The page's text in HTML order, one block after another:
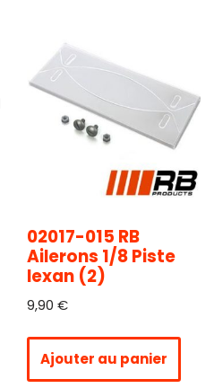
02017-015 RB
Ailerons 1/8 Piste
lexan (2)
9,90 €
Ajouter au panier